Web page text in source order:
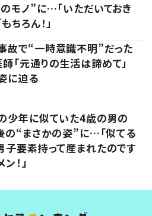
モノ”に…「いただいておき
ちろん！」
故で“一時意識不明”だった
「元通りの生活は諦めて」
に迫る
の少年に似ていた4歳の男の
の“まさかの姿”に…「似てる
子要素持って産まれたのです
！」